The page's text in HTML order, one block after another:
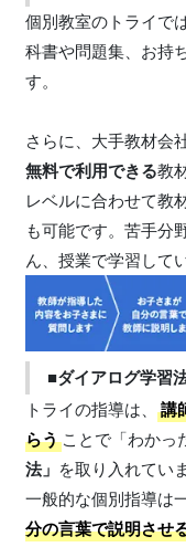
個別教室のトライで
科書や問題集、お持
す。
さらに、大手教材会
無料で利用できる教
レベルに合わせて教
も可能です。苦手分
ん、授業で学習して
■ダイアログ学習
トライの指導は、
講
らうことで「わかっ
法」 を取り入れてい
一般的な個別指導は
分の言葉で説明させ